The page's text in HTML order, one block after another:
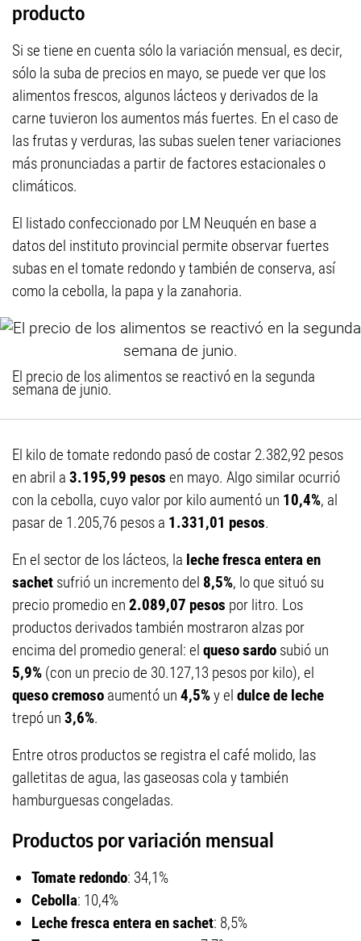
producto
Si se tiene en cuenta sólo la variación mensual, es decir,
sólo la suba de precios en mayo, se puede ver que los
alimentos frescos, algunos lácteos y derivados de la
carne tuvieron los aumentos más fuertes. En el caso de
las frutas y verduras, las subas suelen tener variaciones
más pronunciadas a partir de factores estacionales o
climáticos.
El listado confeccionado por LM Neuquén en base a
datos del instituto provincial permite observar fuertes
subas en el tomate redondo y también de conserva, así
como la cebolla, la papa y la zanahoria.
El precio de los alimentos se reactivó en la segunda
semana de junio.
El kilo de tomate redondo pasó de costar 2.382,92 pesos
en abril a 3.195,99 pesos en mayo. Algo similar ocurrió
con la cebolla, cuyo valor por kilo aumentó un 10,4%, al
pasar de 1.205,76 pesos a 1.331,01 pesos.
En el sector de los lácteos, la leche fresca entera en
sachet sufrió un incremento del 8,5%, lo que situó su
precio promedio en 2.089,07 pesos por litro. Los
productos derivados también mostraron alzas por
encima del promedio general: el queso sardo subió un
5,9% (con un precio de 30.127,13 pesos por kilo), el
queso cremoso aumentó un 4,5%y el dulce de leche
trepó un 3,6%.
Entre otros productos se registra el café molido, las
galletitas de agua, las gaseosas cola y también
hamburguesas congeladas.
Productos por variación mensual
Tomate redondo: 34,1%
Cebolla: 10,4%
Leche fresca entera en sachet: 8,5%